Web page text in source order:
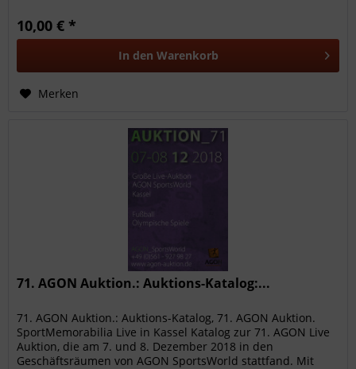
10,00 € *
In den Warenkorb
Merken
71. AGON Auktion.: Auktions-Katalog:...
71. AGON Auktion.: Auktions-Katalog, 71. AGON Auktion.
SportMemorabilia Live in Kassel Katalog zur 71. AGON Live
Auktion, die am 7. und 8. Dezember 2018 in den
Geschäftsräumen von AGON SportsWorld stattfand. Mit